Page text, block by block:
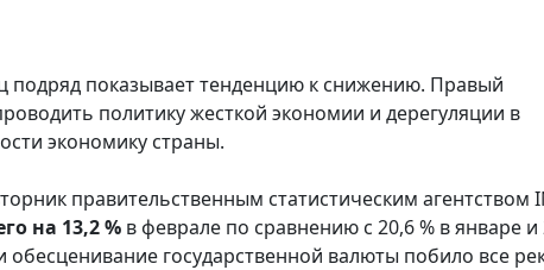
подряд показывает тенденцию к снижению. Правый
политику жесткой экономии и дерегуляции в
экономику страны.
правительственным статистическим агентством
на 13,2 % в феврале по сравнению с 20,6 % в январе и
государственной валюты побило все